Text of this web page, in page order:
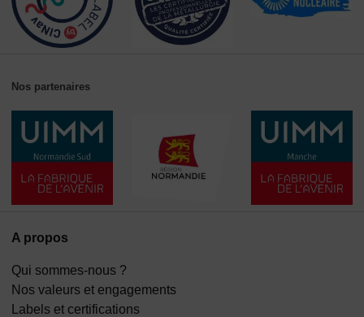
A propos
Qui sommes-nous ?
Nos valeurs et engagements
Labels et certifications
Nos partenaires